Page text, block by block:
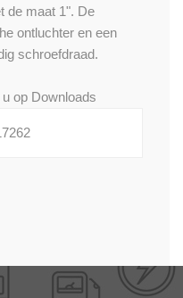
de maat 1". De
ontluchter en een
schroefdraad.
op Downloads